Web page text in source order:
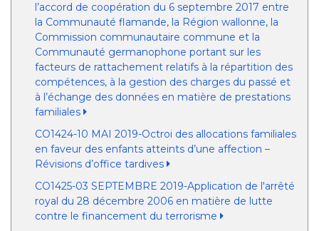
l’accord de coopération du 6 septembre 2017 entre
la Communauté flamande, la Région wallonne, la
Commission communautaire commune et la
Communauté germanophone portant sur les
facteurs de rattachement relatifs à la répartition des
compétences, à la gestion des charges du passé et
à l’échange des données en matière de prestations
familiales
CO1424-10 MAI 2019-Octroi des allocations familiales
en faveur des enfants atteints d’une affection –
Révisions d’office tardives
CO1425-03 SEPTEMBRE 2019-Application de l'arrêté
royal du 28 décembre 2006 en matière de lutte
contre le financement du terrorisme